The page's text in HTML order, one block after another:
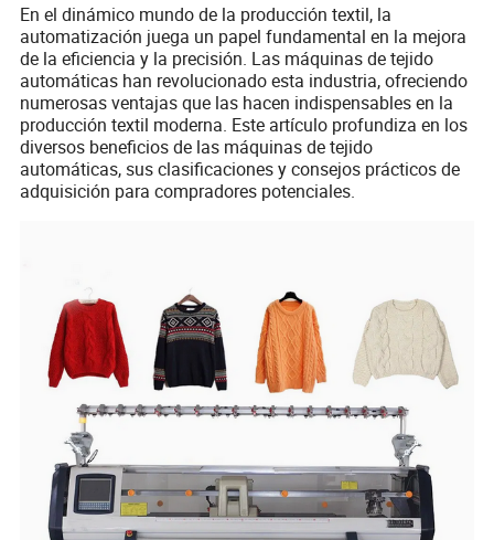
En el dinámico mundo de la producción textil, la
automatización juega un papel fundamental en la mejora
de la eficiencia y la precisión. Las máquinas de tejido
automáticas han revolucionado esta industria, ofreciendo
numerosas ventajas que las hacen indispensables en la
producción textil moderna. Este artículo profundiza en los
diversos beneficios de las máquinas de tejido
automáticas, sus clasificaciones y consejos prácticos de
adquisición para compradores potenciales.